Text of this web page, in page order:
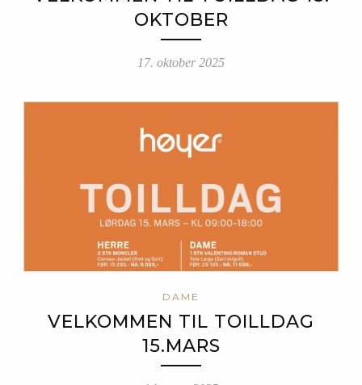
OKTOBER
17. oktober 2025
DAME
VELKOMMEN TIL TOILLDAG
15.MARS